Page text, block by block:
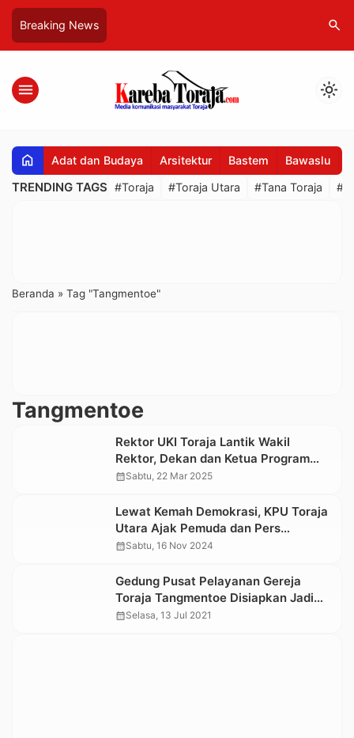
Breaking News search
menu light_mode
home Adat dan Budaya Arsitektur Bastem Bawaslu
TRENDING TAGS #Toraja #Toraja Utara #Tana Toraja
Beranda » Tag "Tangmentoe"
Tangmentoe
Rektor UKI Toraja Lantik Wakil
Rektor, Dekan dan Ketua Program
Studi, Berikut Nama-namanya
calendar_monthSabtu, 22 Mar 2025
Lewat Kemah Demokrasi, KPU Toraja
Utara Ajak Pemuda dan Pers
Berpartisipasi Sukseskan Pilkada
calendar_monthSabtu, 16 Nov 2024
Gedung Pusat Pelayanan Gereja
Toraja Tangmentoe Disiapkan Jadi
Tempat Isolasi Mandiri OTG
calendar_monthSelasa, 13 Jul 2021